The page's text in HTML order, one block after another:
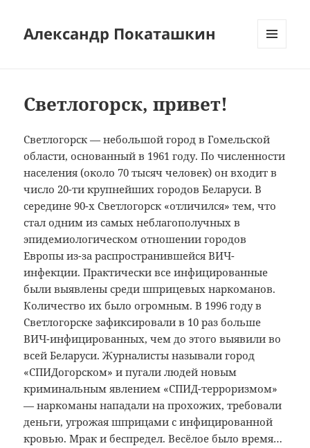
Александр Покаташкин
Светлогорск, привет!
Светлогорск — небольшой город в Гомельской
области, основанный в 1961 году. По численности
населения (около 70 тысяч человек) он входит в
число 20-ти крупнейших городов Беларуси. В
середине 90-х Светлогорск «отличился» тем, что
стал одним из самых неблагополучных в
эпидемиологическом отношении городов
Европы из-за распространившейся ВИЧ-
инфекции. Практически все инфицированные
были выявлены среди шприцевых наркоманов.
Количество их было огромным. В 1996 году в
Светлогорске зафиксировали в 10 раз больше
ВИЧ-инфицированных, чем до этого выявили во
всей Беларуси. Журналисты называли город
«СПИДогорском» и пугали людей новым
криминальным явлением «СПИД-терроризмом»
— наркоманы нападали на прохожих, требовали
деньги, угрожая шприцами с инфицированной
кровью. Мрак и беспредел. Весёлое было время…